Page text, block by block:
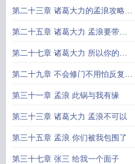
作是奉旨打人
第二十三章 诸葛大力的孟浪攻略计
划
第二十五章 诸葛大力 孟浪要带我
回房间
第二十七章 诸葛大力 所以你的英
文名字叫Jack
第二十九章 不会修门不用怕反复横
跳想办法
第三十一章 孟浪 此锅与我有缘
第三十三章 诸葛大力 孟浪不可以
第三十五章 孟浪 你们被我包围了
第三十七章 张三 给我一个面子